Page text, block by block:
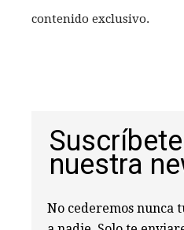
contenido exclusivo.
nuestra
No cederemos nunca